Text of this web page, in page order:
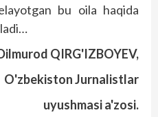
bu oila haqida
QIRG'IZBOYEV,
O'zbekiston Jurnalistlar
uyushmasi a'zosi.